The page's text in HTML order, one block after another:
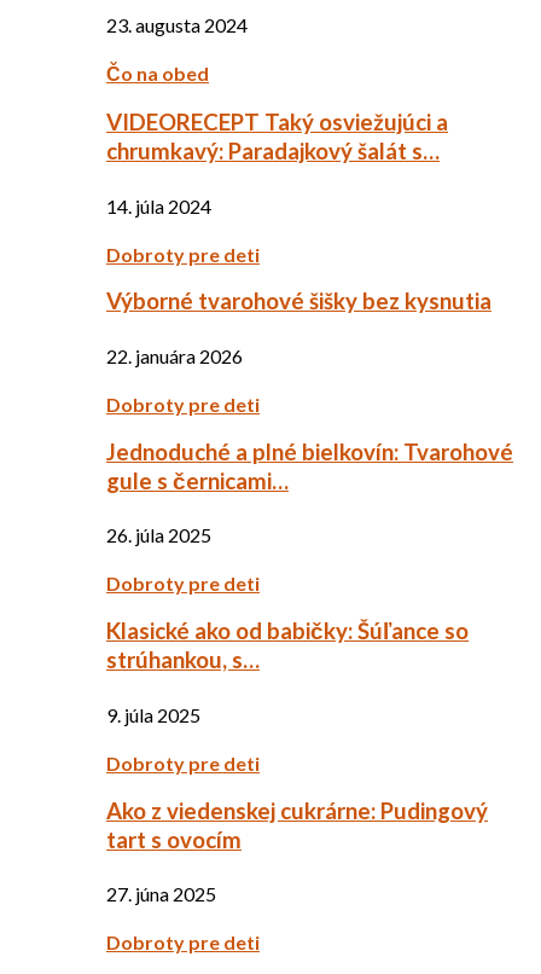
23. augusta 2024
Čo na obed
VIDEORECEPT Taký osviežujúci a
chrumkavý: Paradajkový šalát s…
14. júla 2024
Dobroty pre deti
Výborné tvarohové šišky bez kysnutia
22. januára 2026
Dobroty pre deti
Jednoduché a plné bielkovín: Tvarohové
gule s černicami…
26. júla 2025
Dobroty pre deti
Klasické ako od babičky: Šúľance so
strúhankou, s…
9. júla 2025
Dobroty pre deti
Ako z viedenskej cukrárne: Pudingový
tart s ovocím
27. júna 2025
Dobroty pre deti